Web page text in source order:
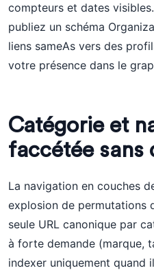
compteurs et dates
publiez un schéma
liens sameAs vers des
votre présence dans le
Catégorie et
faccétée sans
La navigation en couches
explosion de permutations
seule URL canonique par
à forte demande (marque,
indexer uniquement quand